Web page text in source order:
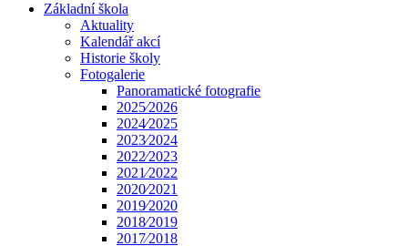
Základní škola
Aktuality
Kalendář akcí
Historie školy
Fotogalerie
Panoramatické fotografie
2025⁄2026
2024⁄2025
2023⁄2024
2022⁄2023
2021⁄2022
2020⁄2021
2019⁄2020
2018⁄2019
2017⁄2018